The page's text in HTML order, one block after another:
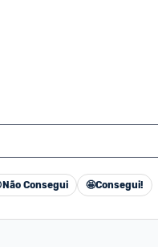
Não Consegui 🤩Consegui!